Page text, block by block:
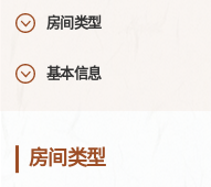
房间类型
基本信息
房间类型